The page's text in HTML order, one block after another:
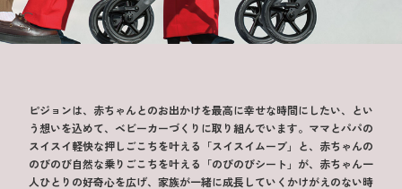
ピジョンは、赤ちゃんとのお出かけを最高に幸せな時間にしたい、とい
う想いを込めて、ベビーカーづくりに取り組んでいます。ママとパパの
スイスイ軽快な押しごこちを叶える「スイスイムーブ」と、赤ちゃんの
のびのび自然な乗りごこちを叶える「のびのびシート」が、赤ちゃん一
人ひとりの好奇心を広げ、家族が一緒に成長していくかけがえのない時